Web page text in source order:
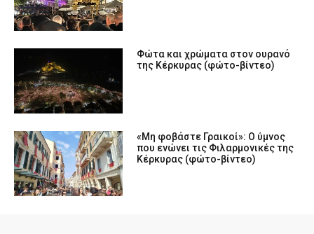
Φώτα και χρώματα στον ουρανό
της Κέρκυρας (φώτο-βίντεο)
«Μη φοβάστε Γραικοί»: Ο ύμνος
που ενώνει τις Φιλαρμονικές της
Κέρκυρας (φώτο-βίντεο)